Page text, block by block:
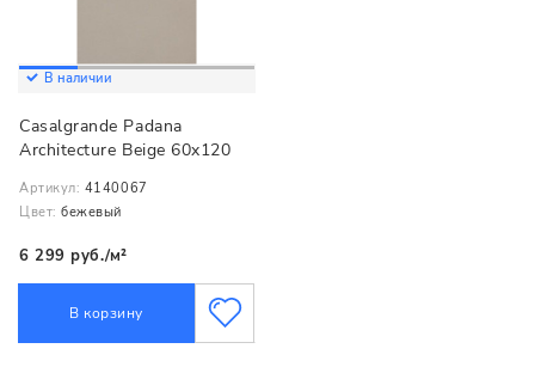
В наличии
Casalgrande Padana
Architecture Beige 60x120
Артикул: 4140067
Цвет: бежевый
6 299 руб./м²
В корзину